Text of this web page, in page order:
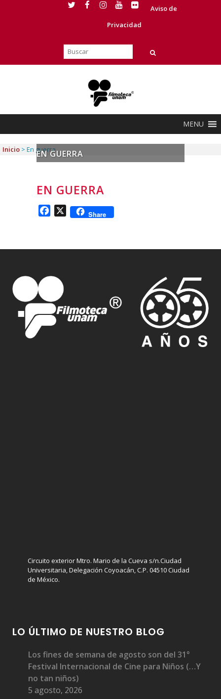
Aviso de
Privacidad
MENU
EN GUERRA
Inicio > En guerra
EN GUERRA
Facebook
X Share
Circuito exterior Mtro. Mario de la Cueva s/n.Ciudad
Universitaria, Delegación Coyoacán, C.P. 04510 Ciudad
de México.
LO ÚLTIMO DE NUESTRO BLOG
Los fines de semana de agosto son del 31°
Festival Internacional de Cine para Niños (…Y
no tan niños)
5 agosto, 2026